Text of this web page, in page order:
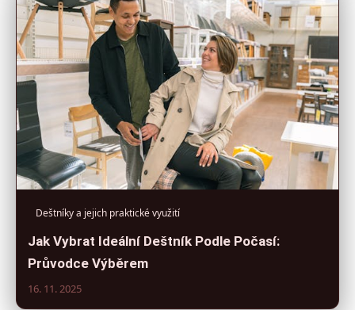
Deštníky a jejich praktické využití
Jak Vybrat Ideální Deštník Podle Počasí:
Průvodce Výběrem
16. 11. 2025